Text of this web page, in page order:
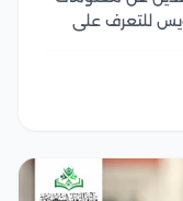
للتعرف على